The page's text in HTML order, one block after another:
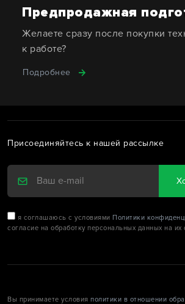
Предпродажная
Желаете сразу после покупки
к работе?
Подробнее
Присоединяйтесь к нашей рассылке
я соглашаюсь с условиями Политики
согласие на обработку персональных данных на их
Вы принимаете условия политики в отношении